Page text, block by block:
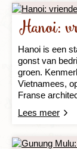
Hanoi:
Hanoi is een
gonst van
groen.
Vietnamees,
Franse
Lees meer